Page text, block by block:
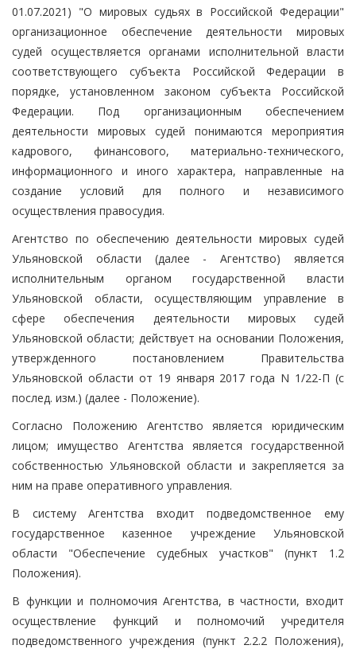
01.07.2021) "О мировых судьях в Российской Федерации"
организационное обеспечение деятельности мировых
судей осуществляется органами исполнительной власти
соответствующего субъекта Российской Федерации в
порядке, установленном законом субъекта Российской
Федерации. Под организационным обеспечением
деятельности мировых судей понимаются мероприятия
кадрового, финансового, материально-технического,
информационного и иного характера, направленные на
создание условий для полного и независимого
осуществления правосудия.
Агентство по обеспечению деятельности мировых судей
Ульяновской области (далее - Агентство) является
исполнительным органом государственной власти
Ульяновской области, осуществляющим управление в
сфере обеспечения деятельности мировых судей
Ульяновской области; действует на основании Положения,
утвержденного постановлением Правительства
Ульяновской области от 19 января 2017 года N 1/22-П (с
послед. изм.) (далее - Положение).
Согласно Положению Агентство является юридическим
лицом; имущество Агентства является государственной
собственностью Ульяновской области и закрепляется за
ним на праве оперативного управления.
В систему Агентства входит подведомственное ему
государственное казенное учреждение Ульяновской
области "Обеспечение судебных участков" (пункт 1.2
Положения).
В функции и полномочия Агентства, в частности, входит
осуществление функций и полномочий учредителя
подведомственного учреждения (пункт 2.2.2 Положения),